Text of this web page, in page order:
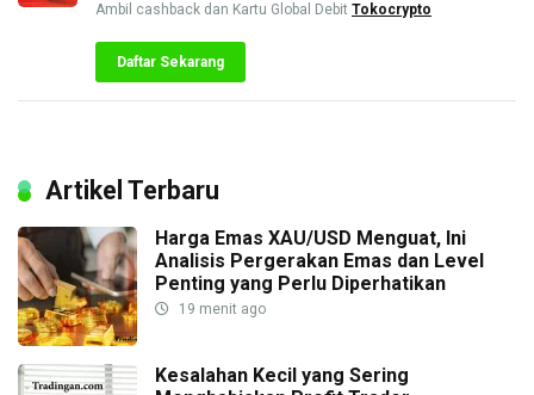
Ambil cashback dan Kartu Global Debit Tokocrypto
Daftar Sekarang
Artikel Terbaru
Harga Emas XAU/USD Menguat, Ini
Analisis Pergerakan Emas dan Level
Penting yang Perlu Diperhatikan
19 menit ago
Kesalahan Kecil yang Sering